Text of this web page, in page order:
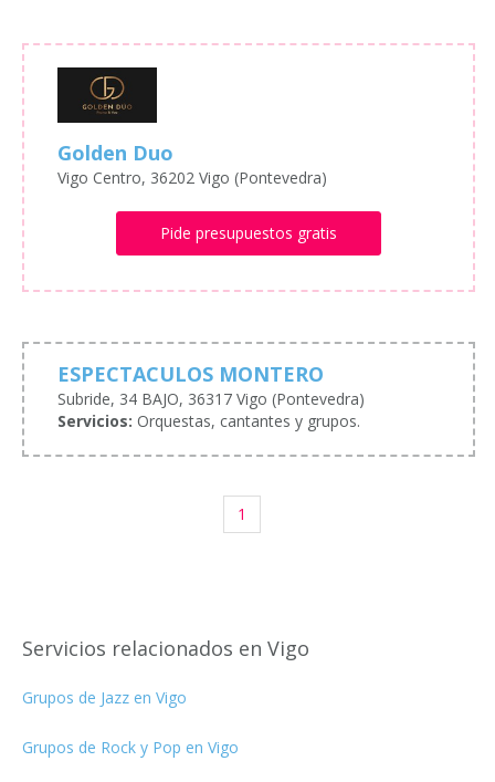
Golden Duo
Vigo Centro, 36202 Vigo (Pontevedra)
Pide presupuestos gratis
ESPECTACULOS MONTERO
Subride, 34 BAJO, 36317 Vigo (Pontevedra)
Servicios: Orquestas, cantantes y grupos.
1
Servicios relacionados en Vigo
Grupos de Jazz en Vigo
Grupos de Rock y Pop en Vigo